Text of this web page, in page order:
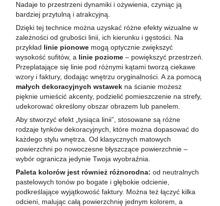
Nadaje to przestrzeni dynamiki i ożywienia, czyniąc ją
bardziej przytulną i atrakcyjną.
Dzięki tej technice można uzyskać różne efekty wizualne w
zależności od grubości linii, ich kierunku i gęstości. Na
przykład linie pionowe mogą optycznie zwiększyć
wysokość sufitów, a linie poziome – powiększyć przestrzeń.
Przeplatające się linie pod różnymi kątami tworzą ciekawe
wzory i faktury, dodając wnętrzu oryginalności. A za pomocą
małych dekoracyjnych wstawek na ścianie możesz
pięknie umieścić akcenty, podzielić pomieszczenie na strefy,
udekorować określony obszar obrazem lub panelem.
Aby stworzyć efekt „tysiąca linii”, stosowane są różne
rodzaje tynków dekoracyjnych, które można dopasować do
każdego stylu wnętrza. Od klasycznych matowych
powierzchni po nowoczesne błyszczące powierzchnie –
wybór ogranicza jedynie Twoja wyobraźnia.
Paleta kolorów jest również różnorodna: od neutralnych
pastelowych tonów po bogate i głębokie odcienie,
podkreślające wyjątkowość faktury. Można też łączyć kilka
odcieni, malując całą powierzchnię jednym kolorem, a